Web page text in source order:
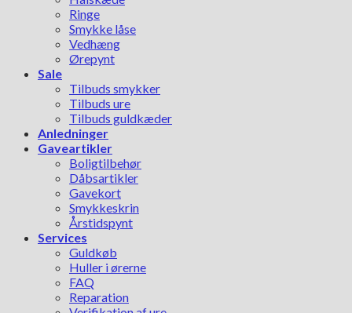
Ringe
Smykke låse
Vedhæng
Ørepynt
Sale
Tilbuds smykker
Tilbuds ure
Tilbuds guldkæder
Anledninger
Gaveartikler
Boligtilbehør
Dåbsartikler
Gavekort
Smykkeskrin
Årstidspynt
Services
Guldkøb
Huller i ørerne
FAQ
Reparation